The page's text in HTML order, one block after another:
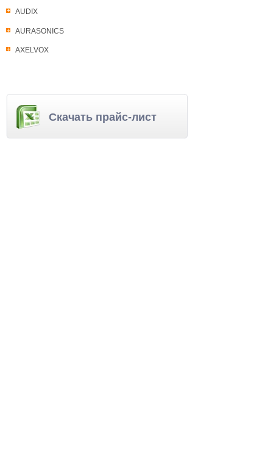
AUDIX
AURASONICS
AXELVOX
Скачать прайс-лист